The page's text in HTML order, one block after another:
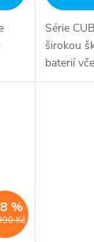
Série
širokou
baterií
systému
Kč
%